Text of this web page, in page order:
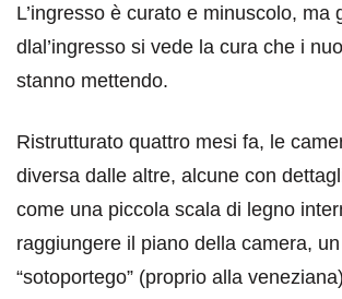
L’ingresso è curato e minuscolo, ma
dlal’ingresso si vede la cura che i
stanno mettendo.
Ristrutturato quattro mesi fa, le
diversa dalle altre, alcune con
come una piccola scala di legno
raggiungere il piano della camera,
“sotoportego” (proprio alla